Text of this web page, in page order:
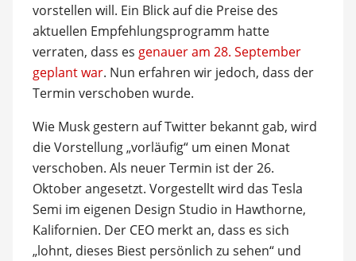
vorstellen will. Ein Blick auf die Preise des
aktuellen Empfehlungsprogramm hatte
verraten, dass es genauer am 28. September
geplant war. Nun erfahren wir jedoch, dass der
Termin verschoben wurde.
Wie Musk gestern auf Twitter bekannt gab, wird
die Vorstellung „vorläufig“ um einen Monat
verschoben. Als neuer Termin ist der 26.
Oktober angesetzt. Vorgestellt wird das Tesla
Semi im eigenen Design Studio in Hawthorne,
Kalifornien. Der CEO merkt an, dass es sich
„lohnt, dieses Biest persönlich zu sehen“ und